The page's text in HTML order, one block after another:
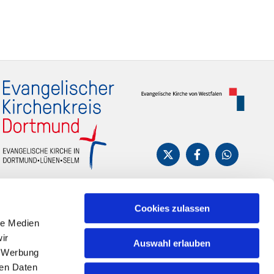
Medien
Daten
Cookies zulassen
Auswahl erlauben